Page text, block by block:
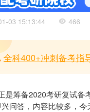
03 15:13:44 466
全科400+冲刺备考指
是筹备2020考研复试备
问答，内容比较多，今